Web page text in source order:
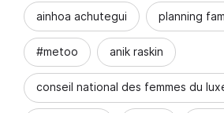
ainhoa achutegui planning
#metoo anik raskin
conseil national des femmes du